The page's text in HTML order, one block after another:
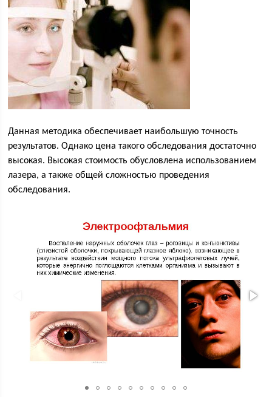
Данная методика обеспечивает наибольшую точность
результатов. Однако цена такого обследования достаточно
высокая. Высокая стоимость обусловлена использованием
лазера, а также общей сложностью проведения
обследования.